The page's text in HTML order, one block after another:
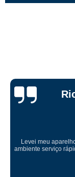
Levei meu
ambiente serviço